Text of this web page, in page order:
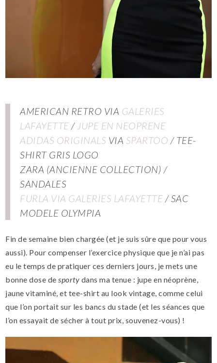
AMERICAN RETRO VIA GALERIES
LAFAYETTE / JUPE EN NEOPRENE
ADIDAS ORIGINALS VIA SPARTOO / TEE-
SHIRT GRIS LOGO
ZARA (ANCIENNE COLLECTION) /
SANDALES
FURLA VIA GALERIES LAFAYETTE / SAC
MODELE OLYMPIA
Fin de semaine bien chargée (et je suis sûre que pour vous
aussi). Pour compenser l’exercice physique que je n’ai pas
eu le temps de pratiquer ces derniers jours, je mets une
bonne dose desporty dans ma tenue : jupe en néoprène,
jaune vitaminé, et tee-shirt au look vintage, comme celui
que l’on portait sur les bancs du stade (et les séances que
l’on essayait de sécher à tout prix, souvenez-vous) !